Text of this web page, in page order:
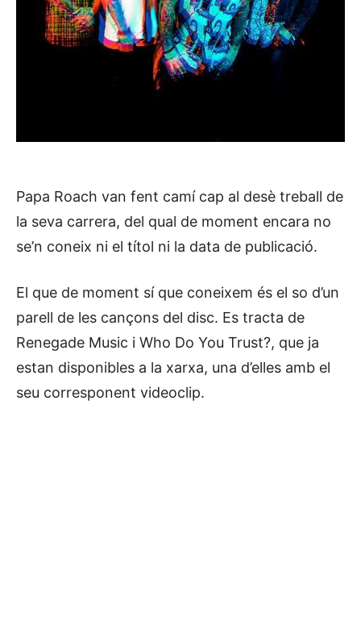
Papa Roach van fent camí cap al desè treball de
la seva carrera, del qual de moment encara no
se’n coneix ni el títol ni la data de publicació.
El que de moment sí que coneixem és el so d’un
parell de les cançons del disc. Es tracta de
Renegade Music i Who Do You Trust?, que ja
estan disponibles a la xarxa, una d’elles amb el
seu corresponent videoclip.